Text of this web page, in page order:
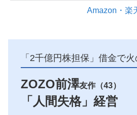
Amazon・楽
「2千億円株担保」借金で
ZOZO前澤友作（43）
「人間失格」経営